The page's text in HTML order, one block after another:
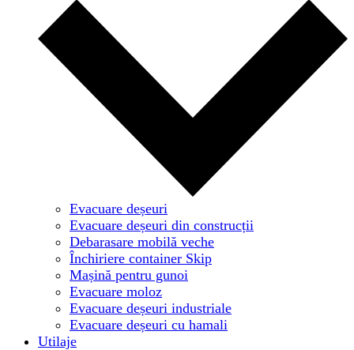
Evacuare deșeuri
Evacuare deșeuri din construcții
Debarasare mobilă veche
Închiriere container Skip
Mașină pentru gunoi
Evacuare moloz
Evacuare deșeuri industriale
Evacuare deșeuri cu hamali
Utilaje